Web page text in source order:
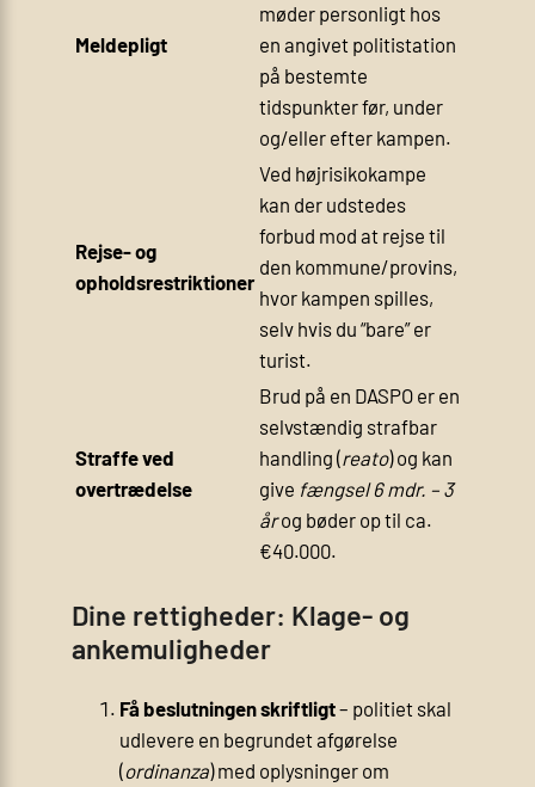
Meldepligt
møder personligt hos
en angivet politistation
på bestemte
tidspunkter før, under
og/eller efter kampen.
Rejse- og
opholdsrestriktioner
Ved højrisikokampe
kan der udstedes
forbud mod at rejse til
den kommune/provins,
hvor kampen spilles,
selv hvis du “bare” er
turist.
Straffe ved
overtrædelse
Brud på en DASPO er en
selvstændig strafbar
handling (reato) og kan
give fængsel 6 mdr. – 3
årog bøder op til ca.
€40.000.
Dine rettigheder: Klage- og
ankemuligheder
Få beslutningen skriftligt– politiet skal
udlevere en begrundet afgørelse
(ordinanza) med oplysninger om